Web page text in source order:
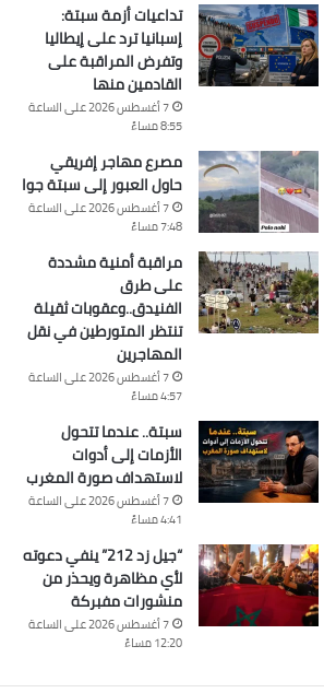
تداعيات أزمة سبتة:
إسبانيا ترد على إيطاليا
وتفرض المراقبة على
القادمين منها
7 أغسطس 2026 على الساعة
8:55 مساءً
مصرع مهاجر إفريقي
حاول العبور إلى سبتة جوا
7 أغسطس 2026 على الساعة
7:48 مساءً
مراقبة أمنية مشددة
على طرق
الفنيدق..وعقوبات ثقيلة
تنتظر المتورطين في نقل
المهاجرين
7 أغسطس 2026 على الساعة
4:57 مساءً
سبتة.. عندما تتحول
الأزمات إلى أدوات
لاستهداف صورة المغرب
7 أغسطس 2026 على الساعة
4:41 مساءً
“جيل زد 212” ينفي دعوته
لأي مظاهرة ويحذر من
منشورات مفبركة
7 أغسطس 2026 على الساعة
12:20 مساءً